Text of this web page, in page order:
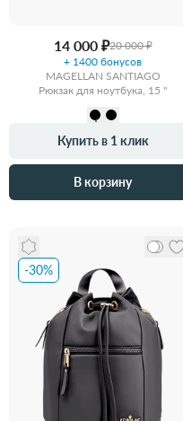
14 000 ₽20 000 ₽
+ 1400 бонусов
MAGELLAN SANTIAGO
Рюкзак для ноутбука, 15 "
Купить в 1 клик
В корзину
-30%